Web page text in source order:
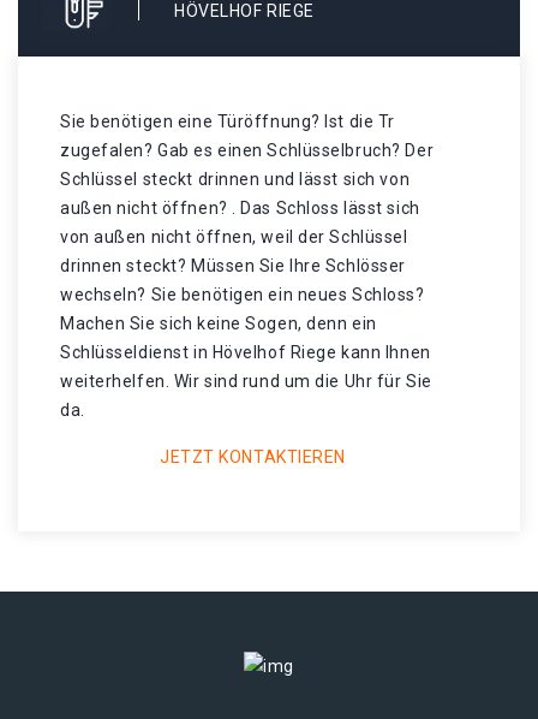
ÖVELHOF RIEGE
Sie benötigen eine Türöffnung? Ist die Tr
zugefalen? Gab es einen Schlüsselbruch? Der
Schlüssel steckt drinnen und lässt sich von
außen nicht öffnen? . Das Schloss lässt sich
von außen nicht öffnen, weil der Schlüssel
drinnen steckt? Müssen Sie Ihre Schlösser
wechseln? Sie benötigen ein neues Schloss?
Machen Sie sich keine Sogen, denn ein
Schlüsseldienst in Hövelhof Riege kann Ihnen
weiterhelfen. Wir sind rund um die Uhr für Sie
da.
JETZT KONTAKTIEREN